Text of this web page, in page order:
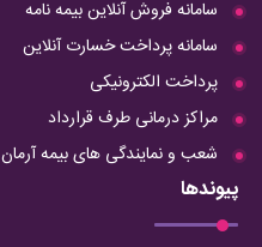
سامانه فروش آنلاین بیمه نامه
سامانه پرداخت خسارت آنلاین
پرداخت الکترونیکی
مراکز درمانی طرف قرارداد
شعب و نمایندگی های بیمه آرمان
پیوندها